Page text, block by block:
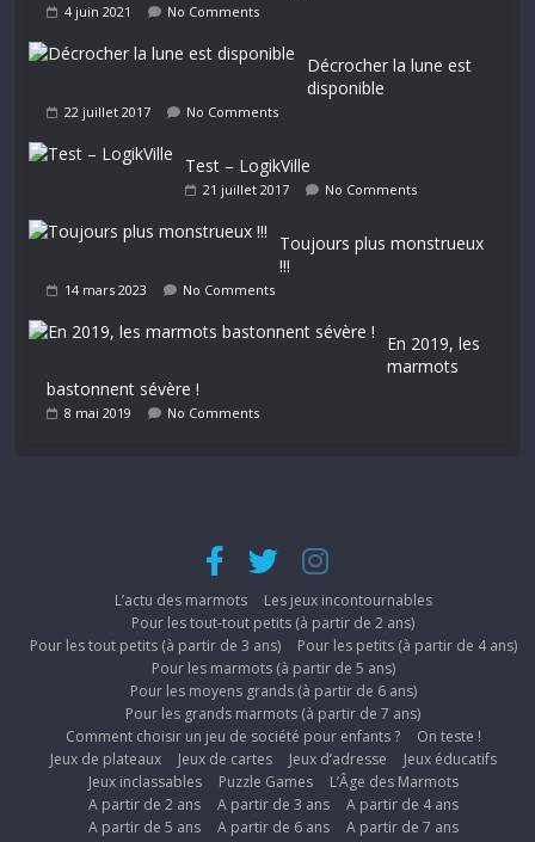
4 juin 2021 No Comments
Décrocher la lune est
disponible
22 juillet 2017 No Comments
Test – LogikVille
21 juillet 2017 No Comments
Toujours plus monstrueux
!!!
14 mars 2023 No Comments
En 2019, les
marmots
bastonnent sévère !
8 mai 2019 No Comments
L’actu des marmots
Les jeux incontournables
Pour les tout-tout petits (à partir de 2 ans)
Pour les tout petits (à partir de 3 ans)
Pour les petits (à partir de 4 ans)
Pour les marmots (à partir de 5 ans)
Pour les moyens grands (à partir de 6 ans)
Pour les grands marmots (à partir de 7 ans)
Comment choisir un jeu de société pour enfants ?
On teste !
Jeux de plateaux
Jeux de cartes Jeux d’adresse
Jeux éducatifs
Jeux inclassables
Puzzle Games
L’Âge des Marmots
A partir de 2 ans
A partir de 3 ans
A partir de 4 ans
A partir de 5 ans
A partir de 6 ans
A partir de 7 ans